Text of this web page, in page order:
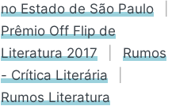
no Estado de São Paulo
Prêmio Off Flip de
Literatura 2017
Rumos
- Crítica Literária
Rumos Literatura